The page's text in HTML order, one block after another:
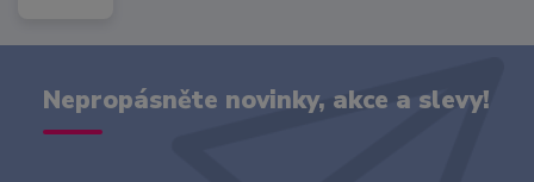
Nepropásněte novinky, akce a slevy!